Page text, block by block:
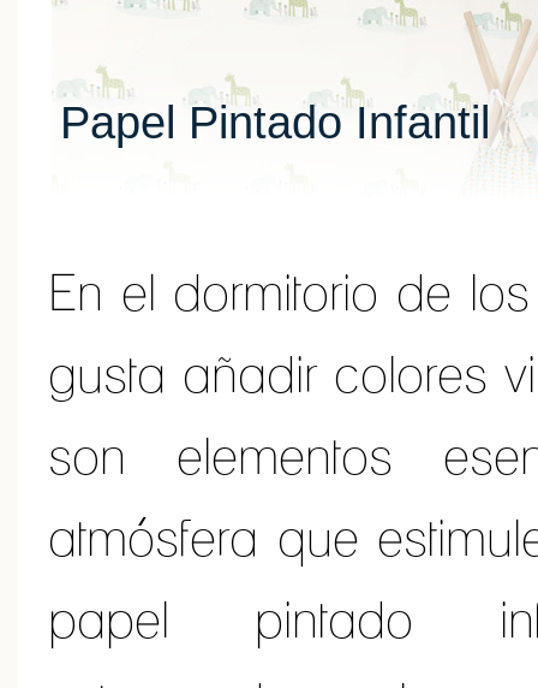
Papel Pintado Infantil
En el dormitorio de
gusta añadir colores
son elementos
atmósfera que
papel pintado